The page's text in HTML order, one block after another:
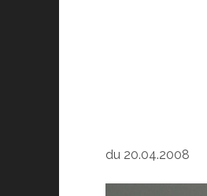
du 20.04.2008